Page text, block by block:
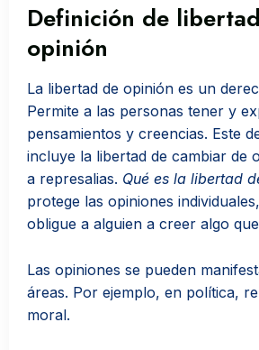
Definición de
opinión
La libertad de opinión es un
Permite a las personas tener y
pensamientos y creencias. Este
incluye la libertad de cambiar de
a represalias. Qué es la libertad
protege las opiniones
obligue a alguien a creer algo
Las opiniones se pueden
áreas. Por ejemplo, en política,
moral.